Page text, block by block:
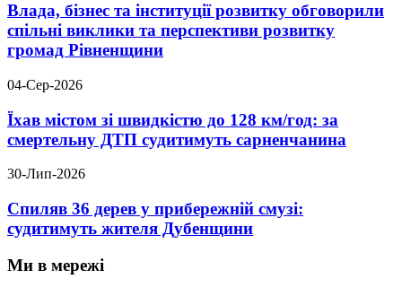
Влада, бізнес та інституції розвитку обговорили
спільні виклики та перспективи розвитку
громад Рівненщини
04-Сер-2026
Їхав містом зі швидкістю до 128 км/год: за
смертельну ДТП судитимуть сарненчанина
30-Лип-2026
Спиляв 36 дерев у прибережній смузі:
судитимуть жителя Дубенщини
Ми в мережі